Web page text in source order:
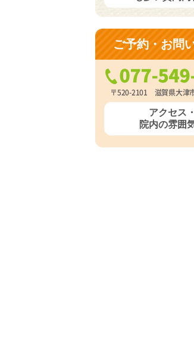
ご予約・お問
〒520-2101 滋賀県大津
アクセス・
院内の雰囲